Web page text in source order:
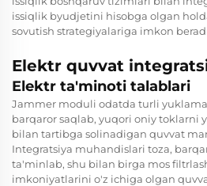
issiqlik byudjetini hisobga olgan
sovutish strategiyalariga imkon
Elektr quvvat
Elektr ta'minoti talablari
Jammer moduli odatda turli
barqaror saqlab, yuqori oniy toklarni
bilan tartibga solinadigan quvvat
Integratsiya muhandislari toza,
ta'minlab, shu bilan birga mos
imkoniyatlarini o'z ichiga olgan